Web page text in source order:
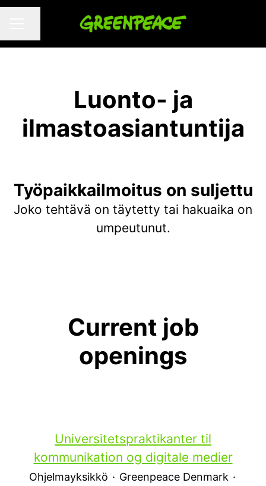
Luonto- ja
ilmastoasiantuntija
Työpaikkailmoitus on suljettu
Joko tehtävä on täytetty tai hakuaika on
umpeutunut.
Current job
openings
Universitetspraktikanter til
kommunikation og digitale medier
Ohjelmayksikkö · Greenpeace Denmark ·